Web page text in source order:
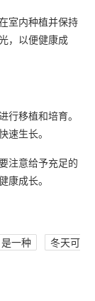
室内种植并保持
，以便健康成
移植和培育。
速生长。
注意给予充足的
康成长。
是一种
冬天可